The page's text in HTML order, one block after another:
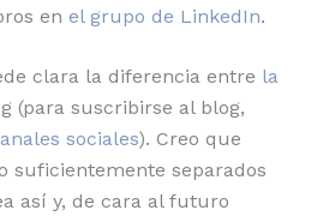
en el grupo de LinkedIn.
clara la diferencia entre la
(para suscribirse al blog,
sociales). Creo que
suficientemente separados
así y, de cara al futuro